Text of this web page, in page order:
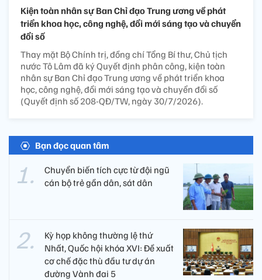
Kiện toàn nhân sự Ban Chỉ đạo Trung ương về phát
triển khoa học, công nghệ, đổi mới sáng tạo và chuyển
đổi số
Thay mặt Bộ Chính trị, đồng chí Tổng Bí thư, Chủ tịch
nước Tô Lâm đã ký Quyết định phân công, kiện toàn
nhân sự Ban Chỉ đạo Trung ương về phát triển khoa
học, công nghệ, đổi mới sáng tạo và chuyển đổi số
(Quyết định số 208-QĐ/TW, ngày 30/7/2026).
Bạn đọc quan tâm
Chuyển biến tích cực từ đội ngũ
cán bộ trẻ gần dân, sát dân
Kỳ họp không thường lệ thứ
Nhất, Quốc hội khóa XVI: Đề xuất
cơ chế đặc thù đầu tư dự án
đường Vành đai 5